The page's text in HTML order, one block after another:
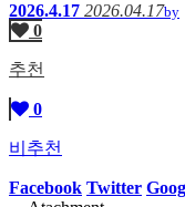
2026.4.17 2026.04.17by
0
추천
0
비추천
Facebook Twitter